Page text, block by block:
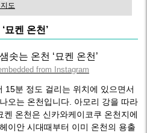
도
묘켄 온천’
from Instagram
15분 정도 걸리는 위치에 있으면서
오는 온천입니다. 아모리 강을 따라
온천은 신카와케이코쿠 온천지에
이안 시대때부터 이미 온천의 용출